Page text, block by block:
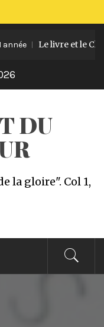
Le livre et le
DU
la gloire". Col 1,